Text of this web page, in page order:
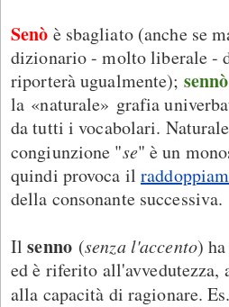
Senò è sbagliato (anche se
dizionario - molto liberale -
riporterà ugualmente);
la «naturale» grafia
da tutti i vocabolari.
congiunzione "se" è un
quindi provoca il
della consonante successiva.
Ilsenno(senza l'accento)
ed è riferito all'avvedutezza,
alla capacità di ragionare. Es.